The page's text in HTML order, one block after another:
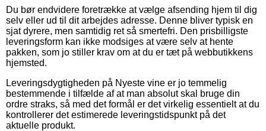
Du bør endvidere foretrække at vælge afsending hjem til dig
selv eller ud til dit arbejdes adresse. Denne bliver typisk en
sjat dyrere, men samtidig ret så smertefri. Den prisbilligste
leveringsform kan ikke modsiges at være selv at hente
pakken, som jo stiller krav om at du er tæt på webbutikkens
hjemsted.
Leveringsdygtigheden på Nyeste vine er jo temmelig
bestemmende i tilfælde af at man absolut skal bruge din
ordre straks, så med det formål er det virkelig essentielt at du
kontrollerer det estimerede leveringstidspunkt på det
aktuelle produkt.